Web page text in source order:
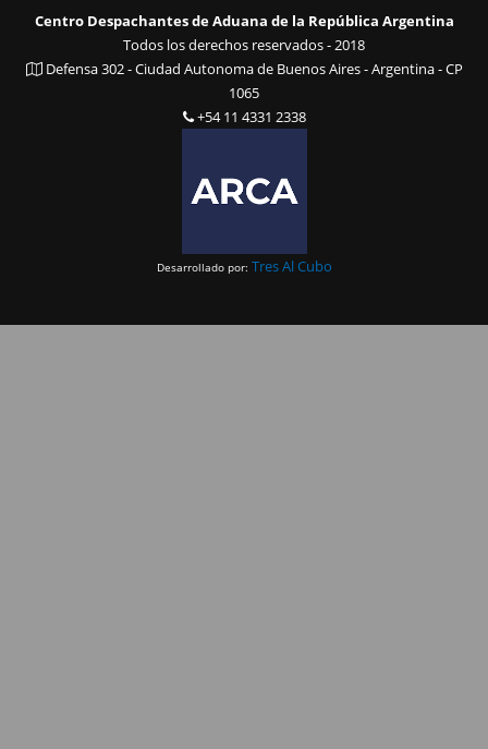
Centro Despachantes de Aduana de la República Argentina
Todos los derechos reservados - 2018
Defensa 302 - Ciudad Autonoma de Buenos Aires - Argentina - CP
1065
+54 11 4331 2338
Desarrollado por: Tres Al Cubo